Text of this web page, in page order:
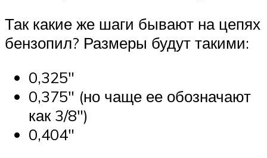
Так какие же шаги бывают на цепях
бензопил? Размеры будут такими:
0,325″
0,375″ (но чаще ее обозначают
как 3/8″)
0,404″